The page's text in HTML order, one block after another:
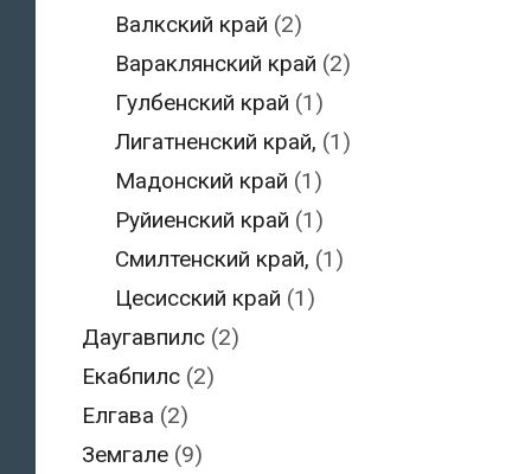
Валкский край (2)
Вараклянский край (2)
Гулбенский край (1)
Лигатненский край, (1)
Мадонский край (1)
Руйиенский край (1)
Смилтенский край, (1)
Цесисский край (1)
Даугавпилс(2)
Екабпилс(2)
Елгава (2)
Земгале(9)